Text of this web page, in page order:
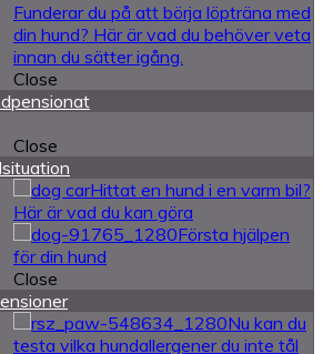
Funderar du på att börja löpträna med
din hund? Här är vad du behöver veta
innan du sätter igång.
Close
Close
Hittat en hund i en varm bil?
Här är vad du kan göra
Första hjälpen
för din hund
Close
Nu kan du
testa vilka hundallergener du inte tål